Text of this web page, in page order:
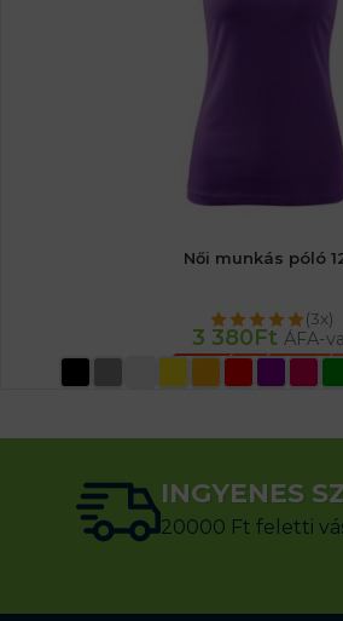
Női munkás póló
(3x)
3 380Ft ÁFA-
OPCIÓK
INGYENES
20000 Ft feletti